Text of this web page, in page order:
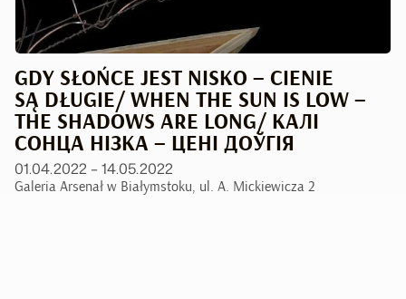
GDY SŁOŃCE JEST NISKO – CIENIE
SĄ DŁUGIE/ WHEN THE SUN IS LOW –
THE SHADOWS ARE LONG/ КАЛІ
СОНЦА НІЗКА – ЦЕНІ ДОЎГІЯ
01.04.2022 – 14.05.2022
Galeria Arsenał w Białymstoku, ul. A. Mickiewicza 2